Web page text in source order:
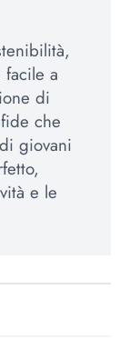
a
di
che
giovani
e le